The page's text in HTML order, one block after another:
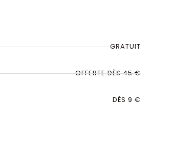
GRATUIT
OFFERTE DÈS 45 €
DÈS 9 €